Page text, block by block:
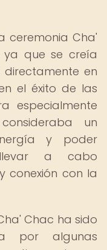
ceremonia Cha'
ya que se creía
en
el éxito de las
especialmente
un
y poder
a cabo
conexión con la
Chac ha sido
por algunas